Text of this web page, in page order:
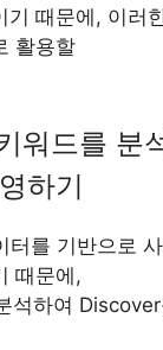
기 때문에, 이러
활용할
워드를 분
하기
터를 기반으로
때문에,
석하여